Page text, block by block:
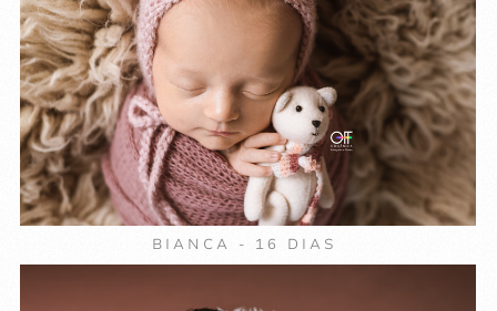
BIANCA - 16 DIAS